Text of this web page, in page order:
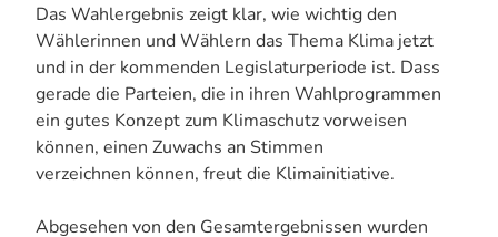
Das Wahlergebnis zeigt klar, wie wichtig den
Wählerinnen und Wählern das Thema Klima jetzt
und in der kommenden Legislaturperiode ist. Dass
gerade die Parteien, die in ihren Wahlprogrammen
ein gutes Konzept zum Klimaschutz vorweisen
können, einen Zuwachs an Stimmen
verzeichnen können, freut die Klimainitiative.
Abgesehen von den Gesamtergebnissen wurden